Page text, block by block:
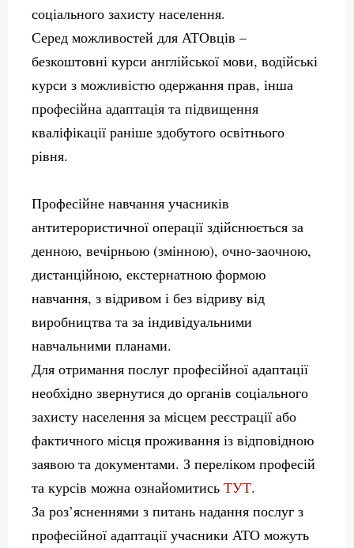
соціального захисту населення.
Серед можливостей для АТОвців –
безкоштовні курси англійської мови, водійські
курси з можливістю одержання прав, інша
професійна адаптація та підвищення
кваліфікації раніше здобутого освітнього
рівня.
Професійне навчання учасників
антитерористичної операції здійснюється за
денною, вечірньою (змінною), очно-заочною,
дистанційною, екстернатною формою
навчання, з відривом і без відриву від
виробництва та за індивідуальними
навчальними планами.
Для отримання послуг професійної адаптації
необхідно звернутися до органів соціального
захисту населення за місцем реєстрації або
фактичного місця проживання із відповідною
заявою та документами. З переліком професій
та курсів можна ознайомитись ТУТ.
За роз’ясненнями з питань надання послуг з
професійної адаптації учасники АТО можуть